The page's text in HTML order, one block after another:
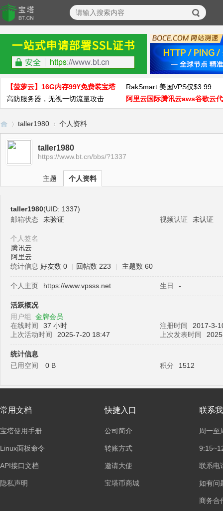
【菠萝云】16G内存99¥免费装宝塔
RakSmart 美国VPS仅$3.99
高防服务器，无视一切流量攻击
阿里云国际腾讯云aws谷歌云
宝
板
›
taller1980 个人资料
taller1980
https://www.bt.cn/bbs/?1337
主题 个人资料
taller1980(UID: 1337)
邮箱状态
未验证 视频认证 未认证
个人签名
腾讯云
阿里云
统计信息 好友数 0 | 回帖数 223 | 主题数 60
个人主页 https://www.vpsss.net 生日 -
活跃概况
用户组 金牌会员
在线时间
37 小时 注册时间
2017-3-
上次活动时间
2025-7-20 18:47 上次发表时间
统计信息
已用空间
0 B 积分 1512
常用文档
宝塔使用手册
Linux面板命令
API接口文档
隐私声明
快捷入口
公司简介
转账方式
邀请大使
宝塔币商城
联系
周一至
联系电
如有问
商务合